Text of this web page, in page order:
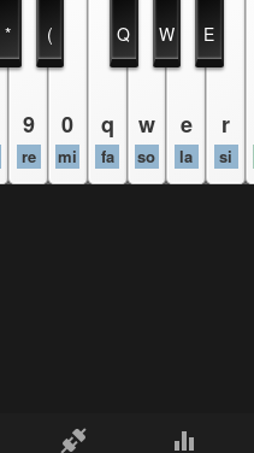
9
re
0
mi
q
fa
w
so
e
la
r
si
* ( Q W E